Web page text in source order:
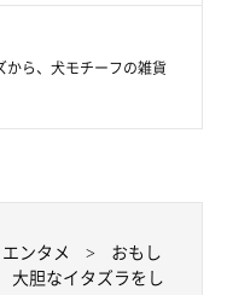
者のようでした！（笑）
ら、犬モチーフの雑貨
エンタメ
おもし
胆なイタズラをし